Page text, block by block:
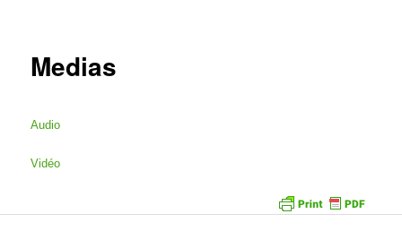
Medias
Audio
Vidéo